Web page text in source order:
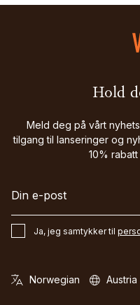
Hold
Meld deg på vårt
tilgang til lanseringer og
10%
Ja, jeg samtykker til